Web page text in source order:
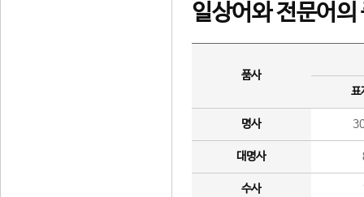
일상어와 전문어의
품사
표
명사
대명사
수사